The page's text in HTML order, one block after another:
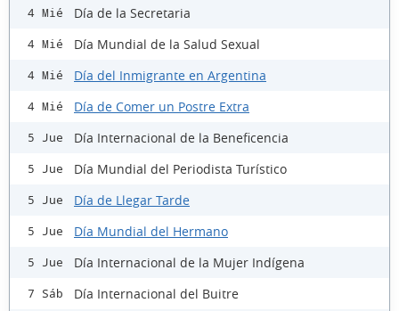
4 Mié Día de la Secretaria
4 Mié Día Mundial de la Salud Sexual
4 Mié Día del Inmigrante en Argentina
4 Mié Día de Comer un Postre Extra
5 Jue Día Internacional de la Beneficencia
5 Jue Día Mundial del Periodista Turístico
5 Jue Día de Llegar Tarde
5 Jue Día Mundial del Hermano
5 Jue Día Internacional de la Mujer Indígena
7 Sáb Día Internacional del Buitre